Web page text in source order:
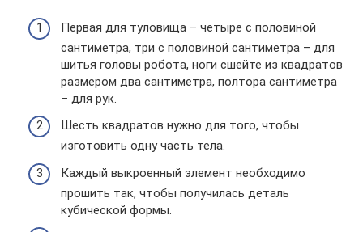
Первая для туловища – четыре с половиной
сантиметра, три с половиной сантиметра – для
шитья головы робота, ноги сшейте из квадратов
размером два сантиметра, полтора сантиметра
– для рук.
Шесть квадратов нужно для того, чтобы
изготовить одну часть тела.
Каждый выкроенный элемент необходимо
прошить так, чтобы получилась деталь
кубической формы.